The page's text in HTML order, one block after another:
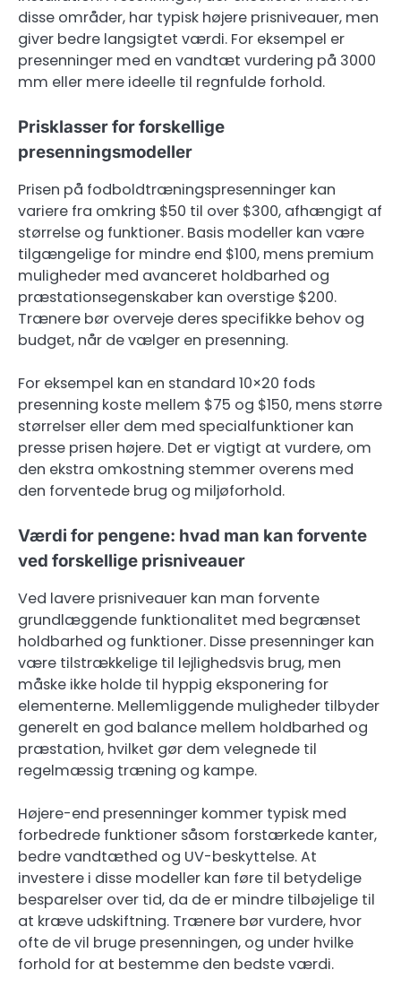
disse områder, har typisk højere prisniveauer, men
giver bedre langsigtet værdi. For eksempel er
presenninger med en vandtæt vurdering på 3000
mm eller mere ideelle til regnfulde forhold.
Prisklasser for forskellige
presenningsmodeller
Prisen på fodboldtræningspresenninger kan
variere fra omkring $50 til over $300, afhængigt af
størrelse og funktioner. Basis modeller kan være
tilgængelige for mindre end $100, mens premium
muligheder med avanceret holdbarhed og
præstationsegenskaber kan overstige $200.
Trænere bør overveje deres specifikke behov og
budget, når de vælger en presenning.
For eksempel kan en standard 10×20 fods
presenning koste mellem $75 og $150, mens større
størrelser eller dem med specialfunktioner kan
presse prisen højere. Det er vigtigt at vurdere, om
den ekstra omkostning stemmer overens med
den forventede brug og miljøforhold.
Værdi for pengene: hvad man kan forvente
ved forskellige prisniveauer
Ved lavere prisniveauer kan man forvente
grundlæggende funktionalitet med begrænset
holdbarhed og funktioner. Disse presenninger kan
være tilstrækkelige til lejlighedsvis brug, men
måske ikke holde til hyppig eksponering for
elementerne. Mellemliggende muligheder tilbyder
generelt en god balance mellem holdbarhed og
præstation, hvilket gør dem velegnede til
regelmæssig træning og kampe.
Højere-end presenninger kommer typisk med
forbedrede funktioner såsom forstærkede kanter,
bedre vandtæthed og UV-beskyttelse. At
investere i disse modeller kan føre til betydelige
besparelser over tid, da de er mindre tilbøjelige til
at kræve udskiftning. Trænere bør vurdere, hvor
ofte de vil bruge presenningen, og under hvilke
forhold for at bestemme den bedste værdi.